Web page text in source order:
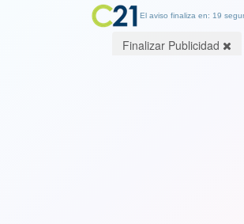
El aviso finaliza en: 19
Finalizar Publicidad